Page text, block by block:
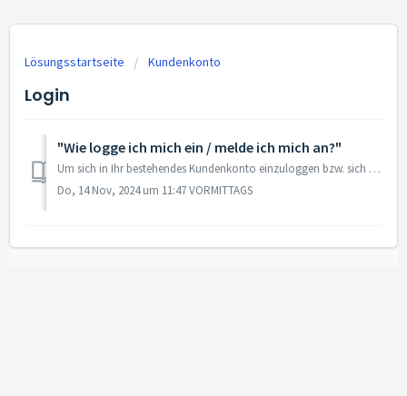
Lösungsstartseite Kundenkonto
Login
"Wie logge ich mich ein / melde ich mich an?"
Um sich in Ihr bestehendes Kundenkonto einzuloggen bzw. sich anzumelden gehen Sie auf unserer Webseite auf das Kundenkonto-Symbol, geben Sie die in Ihrem Ku...
Do, 14 Nov, 2024 um 11:47 VORMITTAGS